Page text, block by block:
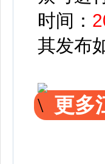
时间：
其发布
更多